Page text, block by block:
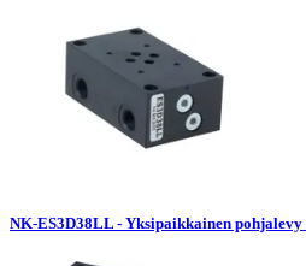
NK-ES3D38LL - Yksipaikkainen pohjalevy